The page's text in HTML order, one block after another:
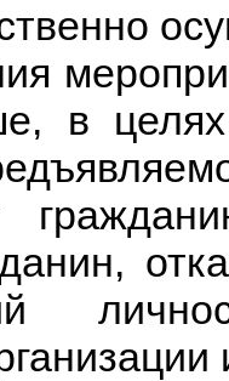
в целях